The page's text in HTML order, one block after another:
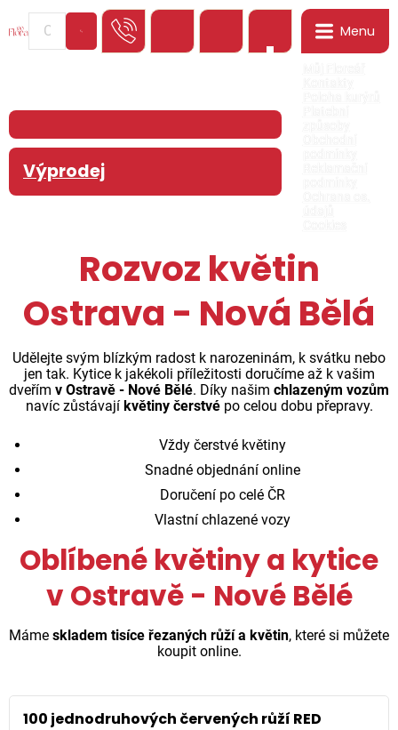
Menu
Výprodej
Rozvoz květin
Ostrava - Nová Bělá
Udělejte svým blízkým radost k narozeninám, k svátku nebo
jen tak. Kytice k jakékoli příležitosti doručíme až k vašim
dveřím v Ostravě - Nové Bělé. Díky našim chlazeným vozům
navíc zůstávají květiny čerstvépo celou dobu přepravy.
Vždy čerstvé květiny
Snadné objednání online
Doručení po celé ČR
Vlastní chlazené vozy
Oblíbené květiny a kytice
v Ostravě - Nové Bělé
Máme skladem tisíce řezaných růží a květin, které si můžete
koupit online.
100 jednodruhových červených růží RED